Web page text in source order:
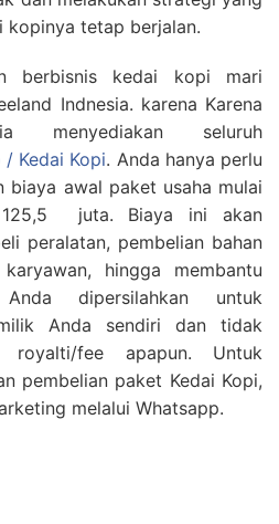
kopinya tetap berjalan.
berbisnis kedai kopi mari
Indnesia. karena Karena
menyediakan seluruh
Kedai Kopi. Anda hanya perlu
biaya awal paket usaha mulai
juta. Biaya ini akan
peralatan, pembelian bahan
hingga membantu
dipersilahkan untuk
Anda sendiri dan tidak
fee apapun. Untuk
pembelian paket Kedai Kopi,
melalui Whatsapp.